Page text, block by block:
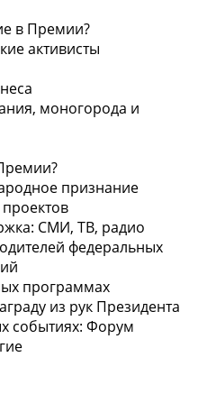
в Премии?
активисты
моногорода и
признание
СМИ, ТВ, радио
федеральных
программах
из рук Президента
событиях: Форум